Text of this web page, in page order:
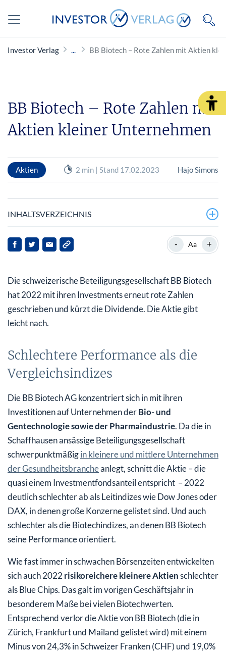
Investor Verlag BB Biotech – Rote Zahlen mit Aktien
BB Biotech – Rote Zahlen mit
Aktien kleiner Unternehmen
Aktien 2 min | Stand 17.02.2023 Hajo Simons
INHALTSVERZEICHNIS
Schlechtere Performance als die Vergleichsindizes
Erhöhte Investitionen in Krebstherapien
- Aa +
Die schweizerische Beteiligungsgesellschaft BB Biotech
hat 2022 mit ihren Investments erneut rote Zahlen
geschrieben und kürzt die Dividende. Die Aktie gibt
leicht nach.
Schlechtere Performance als die
Vergleichsindizes
Die BB Biotech AG konzentriert sich in mit ihren
Investitionen auf Unternehmen derBio- und
Gentechnologie sowie der Pharmaindustrie. Da die in
Schaffhausen ansässige Beteiligungsgesellschaft
schwerpunktmäßigin kleinere und mittlere Unternehmen
der Gesundheitsbrancheanlegt, schnitt die Aktie – die
quasi einem Investmentfondsanteil entspricht – 2022
deutlich schlechter ab als Leitindizes wie Dow Jones oder
DAX, in denen große Konzerne gelistet sind. Und auch
schlechter als die Biotechindizes, an denen BB Biotech
seine Performance orientiert.
Wie fast immer in schwachen Börsenzeiten entwickelten
sich auch 2022 risikoreichere kleinere Aktienschlechter
als Blue Chips. Das galt im vorigen Geschäftsjahr in
besonderem Maße bei vielen Biotechwerten.
Entsprechend verlor die Aktie von BB Biotech (die in
Zürich, Frankfurt und Mailand gelistet wird) mit einem
Minus von 24,3% in Schweizer Franken (CHF) und 19,0%